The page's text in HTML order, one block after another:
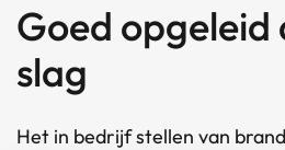
Goed opgeleid
slag
Het in bedrijf stellen van